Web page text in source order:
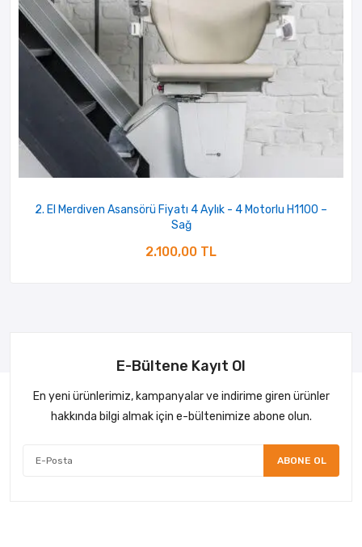
2. El Merdiven Asansörü Fiyatı 4 Aylık - 4 Motorlu H1100 –
Sağ
2.100,00 TL
E-Bültene Kayıt Ol
En yeni ürünlerimiz, kampanyalar ve indirime giren ürünler
hakkında bilgi almak için e-bültenimize abone olun.
ABONE OL